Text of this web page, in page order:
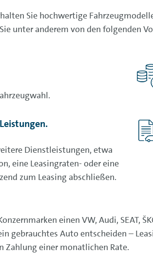
Sie hochwertige
unter anderem von den folgenden
Dienstleistungen, etwa
eine Leasingraten- oder eine
zum Leasing abschließen.
einen VW, Audi, SEAT,
gebrauchtes Auto entscheiden –
Zahlung einer monatlichen Rate.